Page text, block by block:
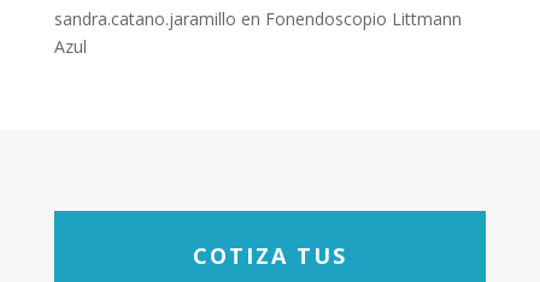
sandra.catano.jaramillo en Fonendoscopio Littmann
Azul
COTIZA TUS